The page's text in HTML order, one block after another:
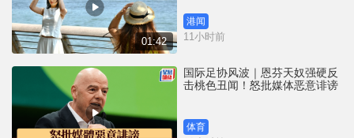
01:42
港闻
11小时前
国际足协风波｜恩芬天奴强硬反
击桃色丑闻！怒批媒体恶意诽谤
体育